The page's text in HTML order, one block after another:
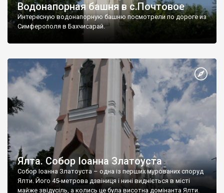
Водонапорная башня в с.Почтовое
Интересную водонапорную башню посмотрели по дороге из
Симферополя в Бахчисарай.
Ялта. Собор Іоанна Златоуста
Собор Іоанна Златоуста – одна із перших мурованих споруд
Ялти. Його 45-метрова дзвіниця і нині видніється в місті
майже звідусіль, а колись це була висотна домінанта Ялти.